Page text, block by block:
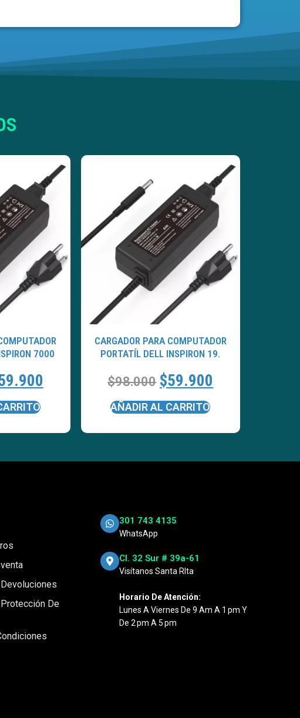
7000
CARGADOR PARA COMPUTADOR
PORTATÍL DELL INSPIRON 19.
$98.000 $59.900
AÑADIR AL CARRITO
De
301 743 4135
WhatsApp
Cl. 32 Sur # 39a-61
Visítanos Santa RIta
Horario De Atención:
Lunes A Viernes De 9 Am A 1 Pm Y
De 2 Pm A 5 Pm